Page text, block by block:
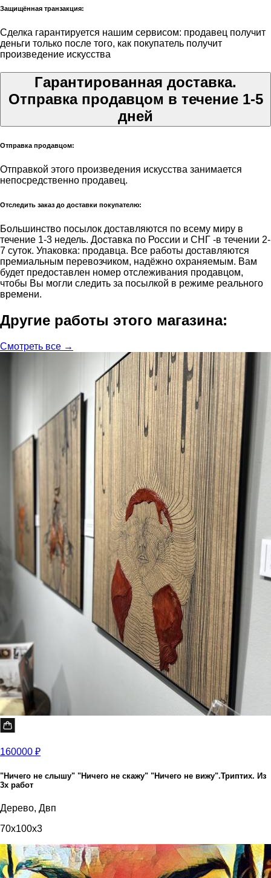
Защищённая транзакция:
Сделка гарантируется нашим сервисом: продавец получит
деньги только после того, как покупатель получит
произведение искусства
Гарантированная доставка.
Отправка продавцом в течение 1-5
дней
Отправка продавцом:
Отправкой этого произведения искусства занимается
непосредственно продавец.
Отследить заказ до доставки покупателю:
Большинство посылок доставляются по всему миру в
течение 1-3 недель. Доставка по России и СНГ -в течении 2-
7 суток. Упаковка: продавца. Все работы доставляются
премиальным перевозчиком, надёжно охраняемым. Вам
будет предоставлен номер отслеживания продавцом,
чтобы Вы могли следить за посылкой в режиме реального
времени.
Другие работы этого магазина:
Смотреть все →
160000 ₽
"Ничего не слышу" "Ничего не скажу" "Ничего не вижу".Триптих. Из
3х работ
Дерево, Двп
70x100x3